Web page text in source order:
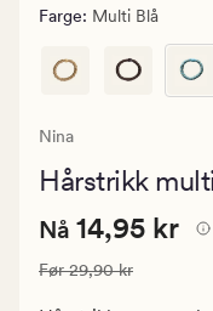
Farge: Multi Blå
Nina
Hårstrikk
Nåværende
14,95
Nåværende
Nå 14,95 kr
Vanlig pris 29,90 kr
Før29,90 kr